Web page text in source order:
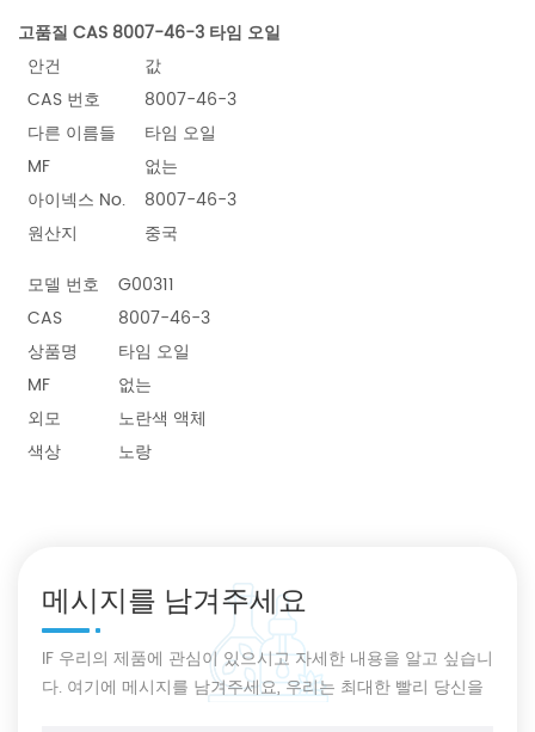
고품질 CAS 8007-46-3 타임 오일
안건
값
CAS 번호
8007-46-3
다른 이름들
타임 오일
MF
없는
아이넥스 No.
8007-46-3
원산지
중국
모델 번호
G00311
CAS
8007-46-3
상품명
타임 오일
MF
없는
외모
노란색 액체
색상
노랑
메시지를 남겨주세요
IF 우리의 제품에 관심이 있으시고 자세한 내용을 알고 싶습니
다. 여기에 메시지를 남겨주세요, 우리는 최대한 빨리 당신을